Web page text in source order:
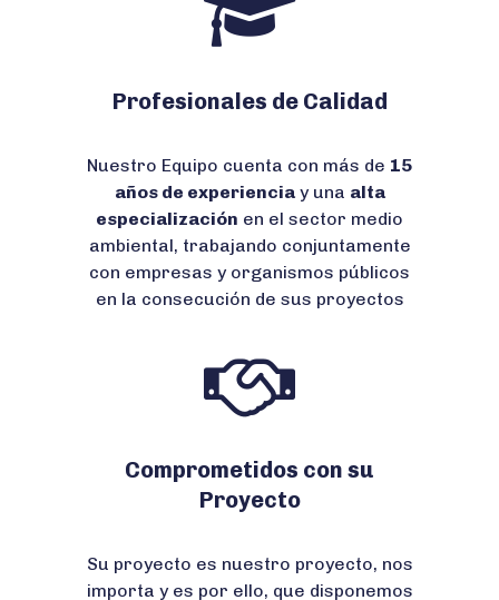
Profesionales de Calidad
Nuestro Equipo cuenta con más de 15
años de experienciay una alta
especialización en el sector medio
ambiental, trabajando conjuntamente
con empresas y organismos públicos
en la consecución de sus proyectos
Comprometidos con su
Proyecto
Su proyecto es nuestro proyecto, nos
importa y es por ello, que disponemos